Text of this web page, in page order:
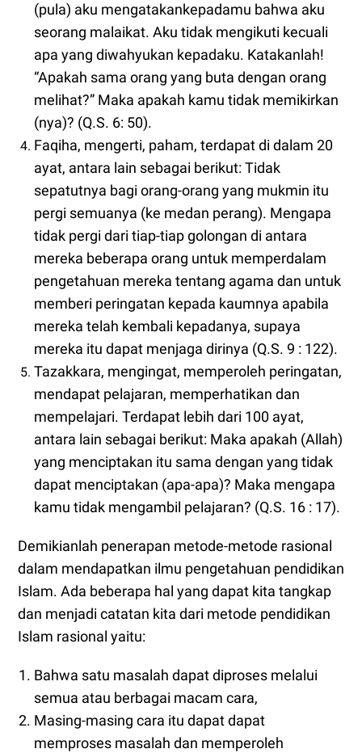
(pula) aku mengatakankepadamu bahwa aku
seorang malaikat. Aku tidak mengikuti kecuali
apa yang diwahyukan kepadaku. Katakanlah!
“Apakah sama orang yang buta dengan orang
melihat?” Maka apakah kamu tidak memikirkan
(nya)? (Q.S. 6: 50).
Faqiha, mengerti, paham, terdapat di dalam 20
ayat, antara lain sebagai berikut: Tidak
sepatutnya bagi orang-orang yang mukmin itu
pergi semuanya (ke medan perang). Mengapa
tidak pergi dari tiap-tiap golongan di antara
mereka beberapa orang untuk memperdalam
pengetahuan mereka tentang agama dan untuk
memberi peringatan kepada kaumnya apabila
mereka telah kembali kepadanya, supaya
mereka itu dapat menjaga dirinya (Q.S. 9 : 122).
Tazakkara, mengingat, memperoleh peringatan,
mendapat pelajaran, memperhatikan dan
mempelajari. Terdapat lebih dari 100 ayat,
antara lain sebagai berikut: Maka apakah (Allah)
yang menciptakan itu sama dengan yang tidak
dapat menciptakan (apa-apa)? Maka mengapa
kamu tidak mengambil pelajaran? (Q.S. 16 : 17).
Demikianlah penerapan metode-metode rasional
dalam mendapatkan ilmu pengetahuan pendidikan
Islam. Ada beberapa hal yang dapat kita tangkap
dan menjadi catatan kita dari metode pendidikan
Islam rasional yaitu:
Bahwa satu masalah dapat diproses melalui
semua atau berbagai macam cara,
Masing-masing cara itu dapat dapat
memproses masalah dan memperoleh